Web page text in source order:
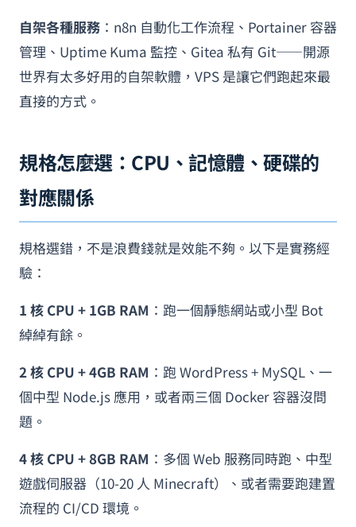
自架各種服務 ：n8n 自動化工作流程、Portainer 容器
管理、Uptime Kuma 監控、Gitea 私有 Git——開源
世界有太多好用的自架軟體，VPS 是讓它們跑起來最
直接的方式。
規格怎麼選：CPU、記憶體、硬碟的
對應關係
規格選錯，不是浪費錢就是效能不夠。以下是實務經
驗：
1 核 CPU + 1GB RAM ：跑一個靜態網站或小型 Bot
綽綽有餘。
2 核 CPU + 4GB RAM ：跑 WordPress + MySQL、一
個中型 Node.js 應用，或者兩三個 Docker 容器沒問
題。
4 核 CPU + 8GB RAM ：多個 Web 服務同時跑、中型
遊戲伺服器（10-20 人 Minecraft）、或者需要跑建置
流程的 CI/CD 環境。